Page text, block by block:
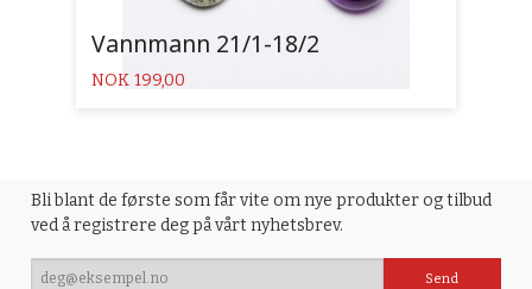
Vannmann 21/1-18/2
Pris
NOK 199,00
Bli blant de første som får vite om nye produkter og tilbud
ved å registrere deg på vårt nyhetsbrev.